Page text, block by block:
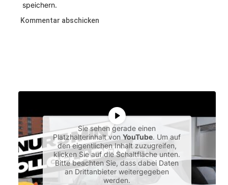
speichern.
Sie sehen gerade einen
Platzhalterinhalt vonYouTube. Um auf
den eigentlichen Inhalt zuzugreifen,
klicken Sie auf die Schaltfläche unten.
Bitte beachten Sie, dass dabei Daten
an Drittanbieter weitergegeben
werden.